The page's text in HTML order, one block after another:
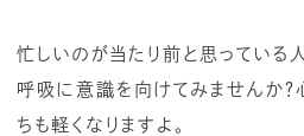
忙しいのが当たり前と思っている
呼吸に意識を向けてみませんか？
ちも軽くなりますよ。